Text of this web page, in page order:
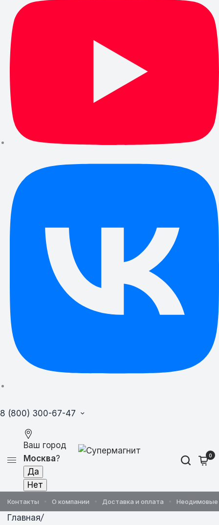
8 (800) 300-67-47
Ваш город
Москва? 0
Контакты О компании Доставка и оплата
Главная/